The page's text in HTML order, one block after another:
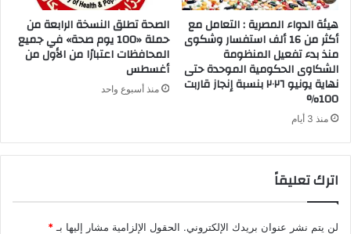
هيئة الدواء المصرية : التعامل مع
أكثر من 16 ألف استفسار وشكوى
منذ بدء تفعيل المنظومة
الشكاوى الحكومية الموحدة حتى
نهاية يونيو ٢٠٢٦ بنسبة إنجاز قاربت
100%
منذ 3 أيام
الصحة تطلق النسخة الرابعة من
حملة «100 يوم صحة» في جميع
المحافظات اعتبارًا من الأول من
أغسطس
منذ أسبوع واحد
اترك تعليقاً
لن يتم نشر عنوان بريدك الإلكتروني. الحقول الإلزامية مشار إليها بـ*